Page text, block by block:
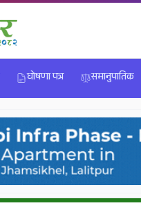
घोषणा पत्र समानुपातिक